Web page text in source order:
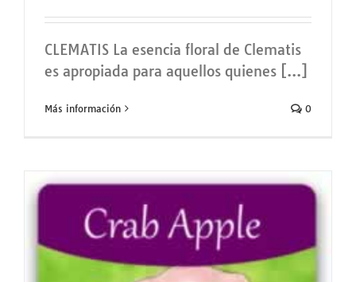
CLEMATIS La esencia floral de Clematis
es apropiada para aquellos quienes [...]
Más información 0